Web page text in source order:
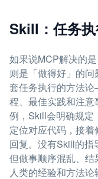
Skill：任务
如果说MCP解决的
则是「做得好」的
套任务执行的方法
程、最佳实践和注
例，Skill会明确规定
定位对应代码，接
回复。没有Skill的指
但做事顺序混乱、
人类的经验和方法论